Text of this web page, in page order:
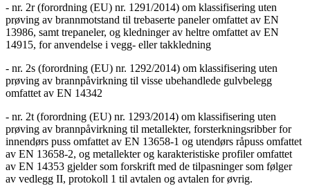
- nr. 2r (forordning (EU) nr. 1291/2014) om klassifisering uten
prøving av brannmotstand til trebaserte paneler omfattet av EN
13986, samt trepaneler, og kledninger av heltre omfattet av EN
14915, for anvendelse i vegg- eller takkledning
- nr. 2s (forordning (EU) nr. 1292/2014) om klassifisering uten
prøving av brannpåvirkning til visse ubehandlede gulvbelegg
omfattet av EN 14342
- nr. 2t (forordning (EU) nr. 1293/2014) om klassifisering uten
prøving av brannpåvirkning til metallekter, forsterkningsribber for
innendørs puss omfattet av EN 13658-1 og utendørs råpuss omfattet
av EN 13658-2, og metallekter og karakteristiske profiler omfattet
av EN 14353 gjelder som forskrift med de tilpasninger som følger
av vedlegg II, protokoll 1 til avtalen og avtalen for øvrig.